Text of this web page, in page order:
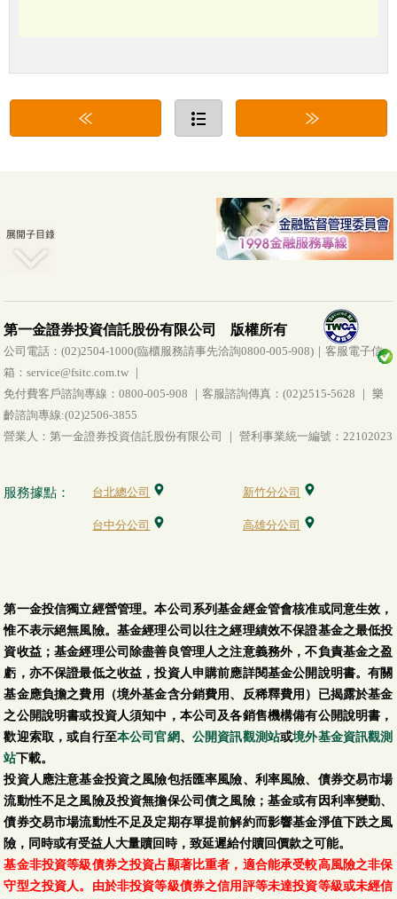
第一金證券投資信託股份有限公司 版權所有
公司電話：(02)2504-1000(臨櫃服務請事先洽詢0800-005-908)｜客服電子信
箱：service@fsitc.com.tw ｜
免付費客戶諮詢專線：0800-005-908 ｜客服諮詢傳真：(02)2515-5628 ｜ 樂
齡諮詢專線:(02)2506-3855
營業人：第一金證券投資信託股份有限公司 ｜ 營利事業統一編號：22102023
服務據點： 台北總公司 新竹分公司
台中分公司 高雄分公司
第一金投信獨立經營管理。本公司系列基金經金管會核准或同意生效，
惟不表示絕無風險。基金經理公司以往之經理績效不保證基金之最低投
資收益；基金經理公司除盡善良管理人之注意義務外，不負責基金之盈
虧，亦不保證最低之收益，投資人申購前應詳閱基金公開說明書。有關
基金應負擔之費用（境外基金含分銷費用、反稀釋費用）已揭露於基金
之公開說明書或投資人須知中，本公司及各銷售機構備有公開說明書，
歡迎索取，或自行至本公司官網、 公開資訊觀測站或境外基金資訊觀測
站下載。
投資人應注意基金投資之風險包括匯率風險、利率風險、債券交易市場
流動性不足之風險及投資無擔保公司債之風險；基金或有因利率變動、
債券交易市場流動性不足及定期存單提前解約而影響基金淨值下跌之風
險，同時或有受益人大量贖回時，致延遲給付贖回價款之可能。
基金非投資等級債券之投資占顯著比重者，適合能承受較高風險之非保
守型之投資人。由於非投資等級債券之信用評等未達投資等級或未經信